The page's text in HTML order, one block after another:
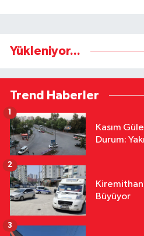
Yükleniyor...
Trend Haberler
Kasım
Durum:
1
Büyüyor
2
3